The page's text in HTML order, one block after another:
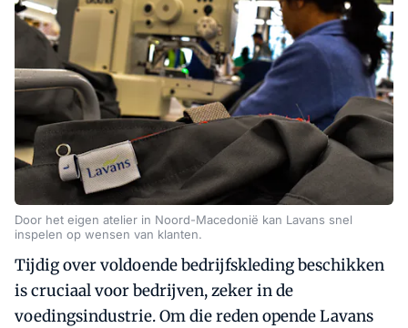
Door het eigen atelier in Noord-Macedonië kan Lavans snel
inspelen op wensen van klanten.
Tijdig over voldoende bedrijfskleding beschikken
is cruciaal voor bedrijven, zeker in de
voedingsindustrie. Om die reden opende Lavans